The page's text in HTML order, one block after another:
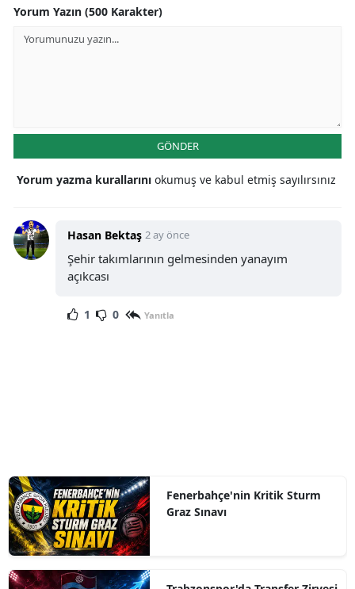
Yorum Yazın (500 Karakter)
GÖNDER
Yorum yazma kurallarını okumuş ve kabul etmiş sayılırsınız
Hasan Bektaş 2 ay önce
Şehir takımlarının gelmesinden yanayım
açıkcası
1 0 Yanıtla
Fenerbahçe'nin Kritik Sturm
Graz Sınavı